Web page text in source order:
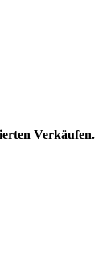
Verkäufen.